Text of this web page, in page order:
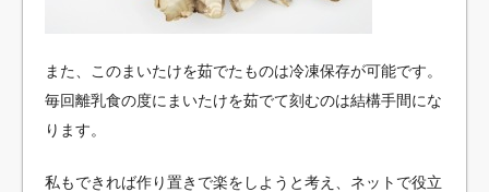
また、このまいたけを茹でたものは冷凍保存が可能です。
毎回離乳食の度にまいたけを茹でて刻むのは結構手間にな
ります。
私もできれば作り置きで楽をしようと考え、ネットで役立